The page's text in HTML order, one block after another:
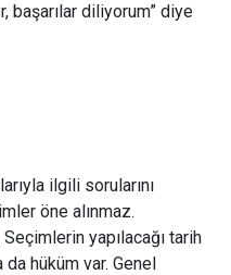
başarılar diliyorum” diye
ilgili sorularını
öne alınmaz.
yapılacağı tarih
da hüküm var. Genel